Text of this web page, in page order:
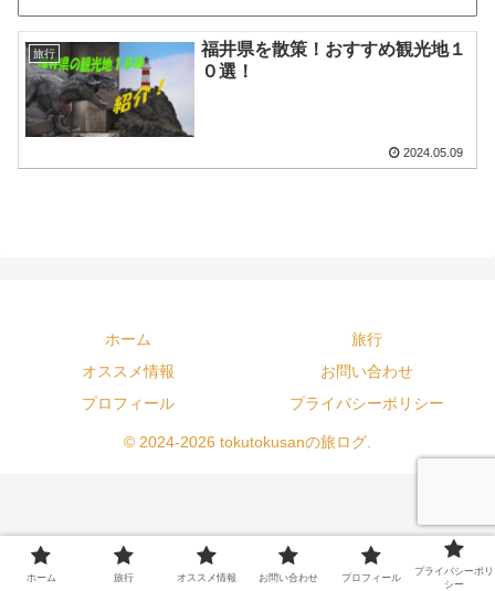
旅行
福井県を散策！おすすめ観光地１
０選！
2024.05.09
ホーム
旅行
オススメ情報
お問い合わせ
プロフィール
プライバシーポリシー
© 2024-2026 tokutokusanの旅ログ.
ホーム 旅行 オススメ情報 お問い合わせ プロフィール
プライバシーポリ
シー